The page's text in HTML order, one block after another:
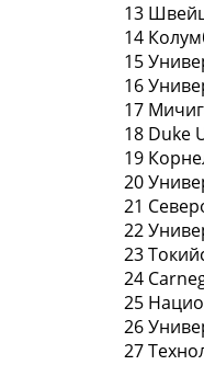
13
14
15
16
17
18 Duke
19
20
21
22
23
24
25
26
27